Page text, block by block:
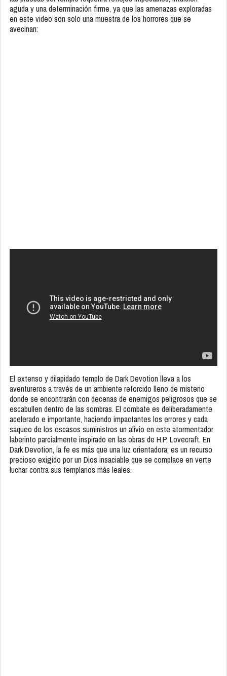
aguda y una determinación firme, ya que las amenazas exploradas
en este video son solo una muestra de los horrores que se
avecinan:
El extenso y dilapidado templo de Dark Devotion lleva a los
aventureros a través de un ambiente retorcido lleno de misterio
donde se encontrarán con decenas de enemigos peligrosos que se
escabullen dentro de las sombras. El combate es deliberadamente
acelerado e importante, haciendo impactantes los errores y cada
saqueo de los escasos suministros un alivio en este atormentador
laberinto parcialmente inspirado en las obras de H.P. Lovecraft. En
Dark Devotion, la fe es más que una luz orientadora; es un recurso
precioso exigido por un Dios insaciable que se complace en verte
luchar contra sus templarios más leales.